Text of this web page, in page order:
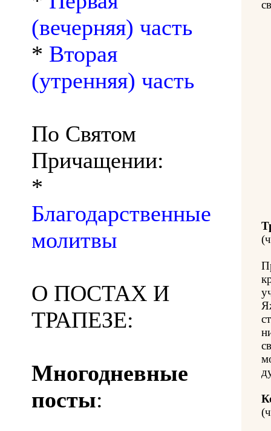
(вечерняя) часть
* Вторая
(утренняя) часть
По Святом
Причащении:
*
Благодарственные
молитвы
О ПОСТАХ И
ТРАПЕЗЕ:
Многодневные
посты: